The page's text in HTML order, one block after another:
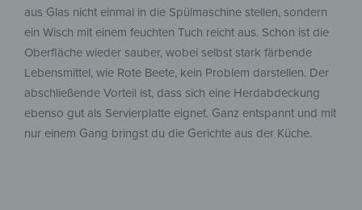
aus Glas nicht einmal in die Spülmaschine stellen, sondern
ein Wisch mit einem feuchten Tuch reicht aus. Schon ist die
Oberfläche wieder sauber, wobei selbst stark färbende
Lebensmittel, wie Rote Beete, kein Problem darstellen. Der
abschließende Vorteil ist, dass sich eine Herdabdeckung
ebenso gut als Servierplatte eignet. Ganz entspannt und mit
nur einem Gang bringst du die Gerichte aus der Küche.